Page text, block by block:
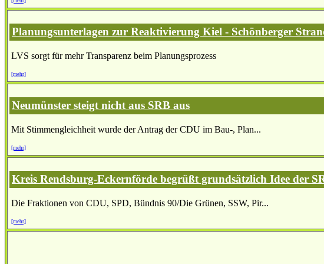
Planungsunterlagen zur Reaktivierung Kiel - Schönberger
LVS sorgt für mehr Transparenz beim Planungsprozess
[mehr]
Neumünster steigt nicht aus SRB aus
Mit Stimmengleichheit wurde der Antrag der CDU im Bau-, Plan...
[mehr]
Kreis Rendsburg-Eckernförde begrüßt grundsätzlich Idee der
Die Fraktionen von CDU, SPD, Bündnis 90/Die Grünen, SSW, Pir...
[mehr]